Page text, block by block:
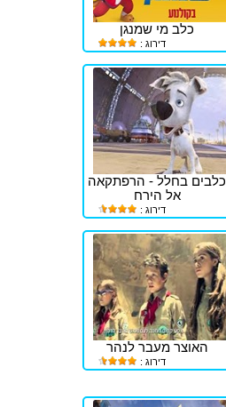
כלב מי שמנגן
דירוג :
כלבים בחלל - הרפתקאה
אל הירח
דירוג :
האוצר מעבר לנהר
דירוג :